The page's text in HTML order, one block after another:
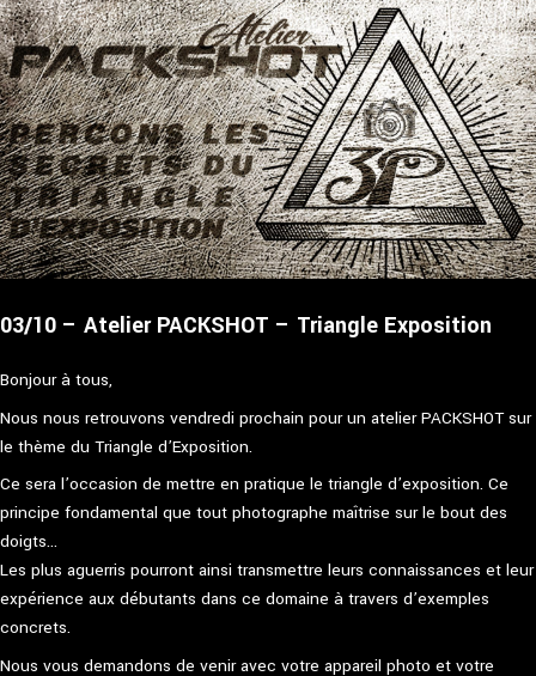
03/10 – Atelier PACKSHOT – Triangle Exposition
Bonjour à tous,
Nous nous retrouvons vendredi prochain pour un atelier PACKSHOT sur
le thème du Triangle d’Exposition.
Ce sera l’occasion de mettre en pratique le triangle d’exposition. Ce
principe fondamental que tout photographe maîtrise sur le bout des
doigts…
Les plus aguerris pourront ainsi transmettre leurs connaissances et leur
expérience aux débutants dans ce domaine à travers d’exemples
concrets.
Nous vous demandons de venir avec votre appareil photo et votre